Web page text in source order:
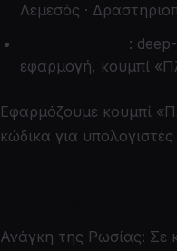
Λεμεσός ·
:
εφαρμογή, κουμπί
Εφαρμόζουμε κουμπί
κώδικα για
Ανάγκη της Ρωσίας: Σε